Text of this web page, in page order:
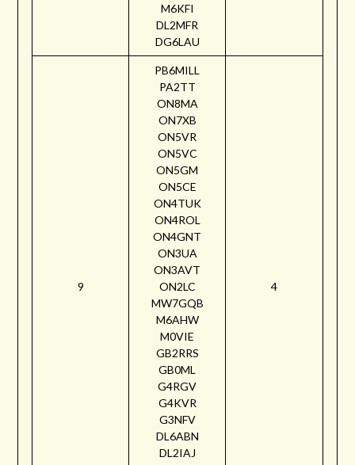
M6KFI
DL2MFR
DG6LAU
9
PB6MILL
PA2TT
ON8MA
ON7XB
ON5VR
ON5VC
ON5GM
ON5CE
ON4TUK
ON4ROL
ON4GNT
ON3UA
ON3AVT
ON2LC
MW7GQB
M6AHW
M0VIE
GB2RRS
GB0ML
G4RGV
G4KVR
G3NFV
DL6ABN
DL2IAJ
4